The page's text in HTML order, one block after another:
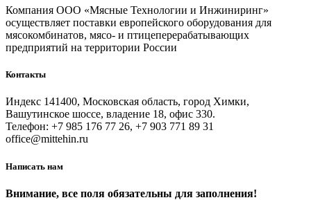
Компания ООО «Мясные Технологии и Инжиниринг»
осуществляет поставки европейского оборудования для
мясокомбинатов, мясо- и птицеперерабатывающих
предприятий на территории России
Контакты
Индекс 141400, Московская область, город Химки,
Вашутинское шоссе, владение 18, офис 330.
Телефон: +7 985 176 77 26, +7 903 771 89 31
office@mittehin.ru
Написать нам
Внимание, все поля обязательны для заполнения!